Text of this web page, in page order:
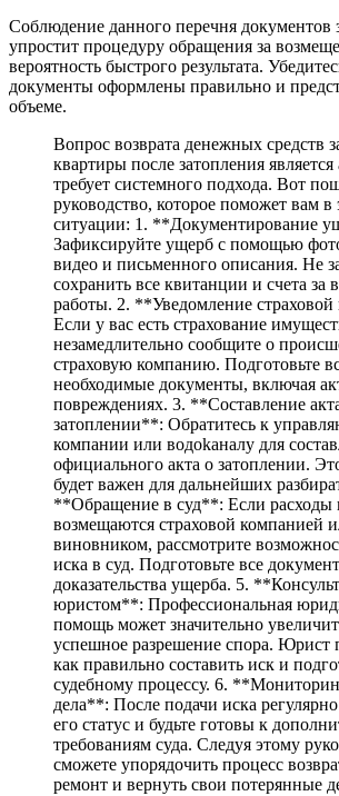
Соблюдение данного перечня документов
упростит процедуру обращения за
вероятность быстрого результата.
документы оформлены правильно и
объеме.
Вопрос возврата денежных средств
квартиры после затопления
требует системного подхода. Вот
руководство, которое поможет вам в
ситуации: 1. **Документирование
Зафиксируйте ущерб с помощью
видео и письменного описания. Не
сохранить все квитанции и счета
работы. 2. **Уведомление
Если у вас есть страхование
незамедлительно сообщите о
страховую компанию. Подготовьте
необходимые документы, включая
повреждениях. 3. **Составление
затоплении**: Обратитесь к
компании или водokаналу для
официального акта о затоплении.
будет важен для дальнейших
**Обращение в суд**: Если расходы
возмещаются страховой компанией
виновником, рассмотрите
иска в суд. Подготовьте все
доказательства ущерба. 5.
юристом**: Профессиональная
помощь может значительно
успешное разрешение спора. Юрист
как правильно составить иск и
судебному процессу. 6.
дела**: После подачи иска
его статус и будьте готовы к
требованиям суда. Следуя этому
сможете упорядочить процесс
ремонт и вернуть свои потерянные